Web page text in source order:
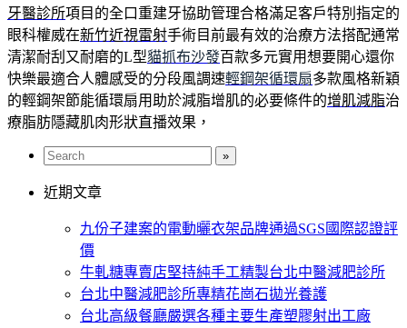
牙醫診所項目的全口重建牙協助管理合格滿足客戶特別指定的
眼科權威在新竹近視雷射手術目前最有效的治療方法搭配通常
清潔耐刮又耐磨的L型貓抓布沙發百款多元實用想要開心還你
快樂最適合人體感受的分段風調速輕鋼架循環扇多款風格新穎
的輕鋼架節能循環扇用助於減脂增肌的必要條件的增肌減脂治
療脂肪隱藏肌肉形狀直播效果，
近期文章
九份子建案的電動曬衣架品牌通過SGS國際認證評
價
牛軋糖專賣店堅持純手工精製台北中醫減肥診所
台北中醫減肥診所專精花崗石拋光養護
台北高級餐廳嚴選各種主要生產塑膠射出工廠